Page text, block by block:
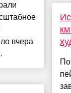
вчера